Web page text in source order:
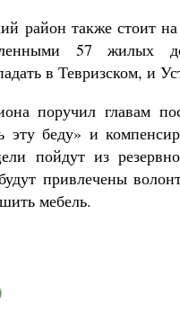
район также стоит
57 жилых
в Тевризском, и
поручил главам
эту беду» и
пойдут из
привлечены
мебель.